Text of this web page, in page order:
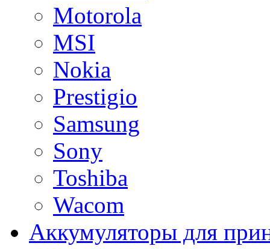
Motorola
MSI
Nokia
Prestigio
Samsung
Sony
Toshiba
Wacom
Аккумуляторы для